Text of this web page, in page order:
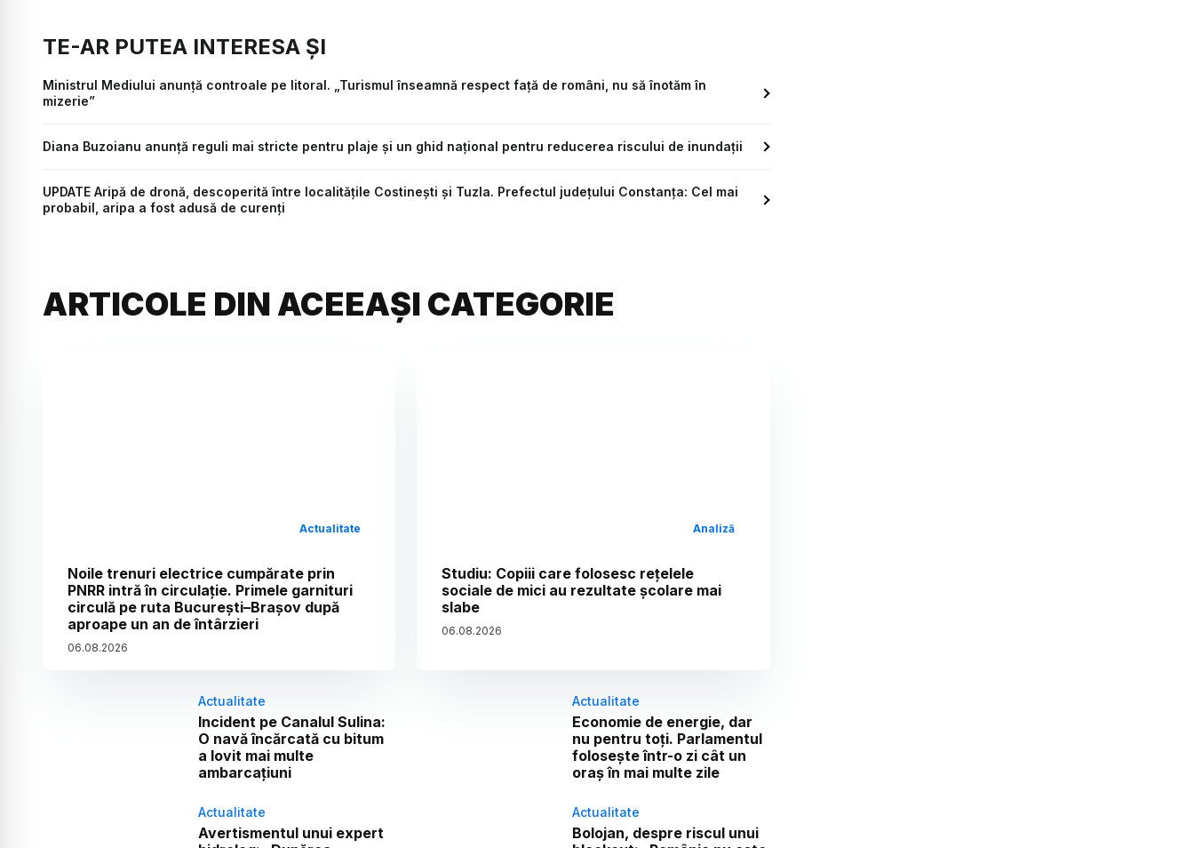
TE-AR PUTEA INTERESA ȘI
Ministrul Mediului anunță controale pe litoral. „Turismul înseamnă respect față de români, nu să înotăm în
mizerie”
Diana Buzoianu anunță reguli mai stricte pentru plaje și un ghid național pentru reducerea riscului de inundații
UPDATE Aripă de dronă, descoperită între localitățile Costinești și Tuzla. Prefectul județului Constanța: Cel mai
probabil, aripa a fost adusă de curenți
ARTICOLE DIN ACEEAȘI CATEGORIE
Actualitate
Noile trenuri electrice cumpărate prin
PNRR intră în circulație. Primele garnituri
circulă pe ruta București–Brașov după
aproape un an de întârzieri
06.08.2026
Analiză
Studiu: Copiii care folosesc rețelele
sociale de mici au rezultate școlare mai
slabe
06.08.2026
Actualitate
Incident pe Canalul Sulina:
O navă încărcată cu bitum
a lovit mai multe
ambarcațiuni
Actualitate
Economie de energie, dar
nu pentru toți. Parlamentul
folosește într-o zi cât un
oraș în mai multe zile
Actualitate
Avertismentul unui expert
Actualitate
Bolojan, despre riscul unui